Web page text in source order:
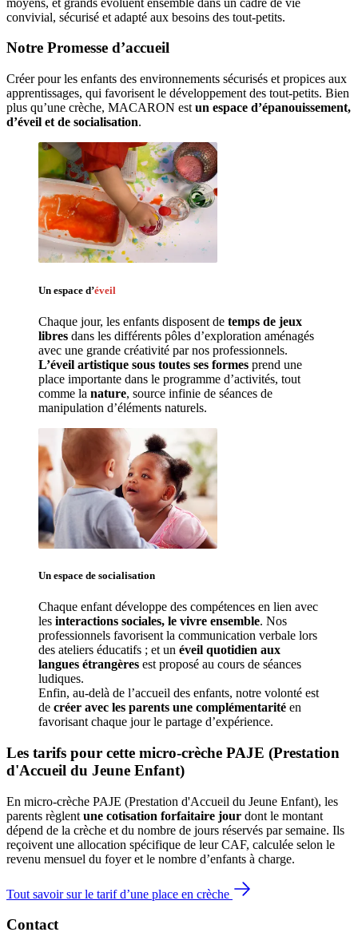
convivial, sécurisé et adapté aux besoins des tout-petits.
Notre Promesse d’accueil
Créer pour les enfants des environnements sécurisés et propices aux
apprentissages, qui favorisent le développement des tout-petits. Bien
plus qu’une crèche, MACARON est un espace d’épanouissement,
d’éveil et de socialisation.
Un espace d’éveil
Chaque jour, les enfants disposent de temps de jeux
libres dans les différents pôles d’exploration aménagés
L’éveil artistique sous toutes ses formes prend une
place importante dans le programme d’activités, tout
comme la nature, source infinie de séances de
manipulation d’éléments naturels.
Un espace de socialisation
Chaque enfant développe des compétences en lien avec
les interactions sociales, le vivre ensemble. Nos
professionnels favorisent la communication verbale lors
des ateliers éducatifs ; et un éveil quotidien aux
langues étrangères est proposé au cours de séances
ludiques.
Enfin, au-delà de l’accueil des enfants, notre volonté est
de créer avec les parents une complémentarité en
favorisant chaque jour le partage d’expérience.
Les tarifs pour cette micro-crèche PAJE (Prestation
d'Accueil du Jeune Enfant)
En micro-crèche PAJE (Prestation d'Accueil du Jeune Enfant), les
parents règlent une cotisation forfaitaire jour dont le montant
dépend de la crèche et du nombre de jours réservés par semaine. Ils
reçoivent une allocation spécifique de leur CAF, calculée selon le
revenu mensuel du foyer et le nombre d’enfants à charge.
Tout savoir sur le tarif d’une place en crèche
Contact